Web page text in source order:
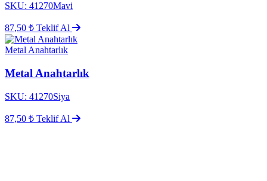
SKU: 41270Mavi
87,50 ₺ Teklif Al
Metal Anahtarlık
Metal Anahtarlık
SKU: 41270Siya
87,50 ₺ Teklif Al